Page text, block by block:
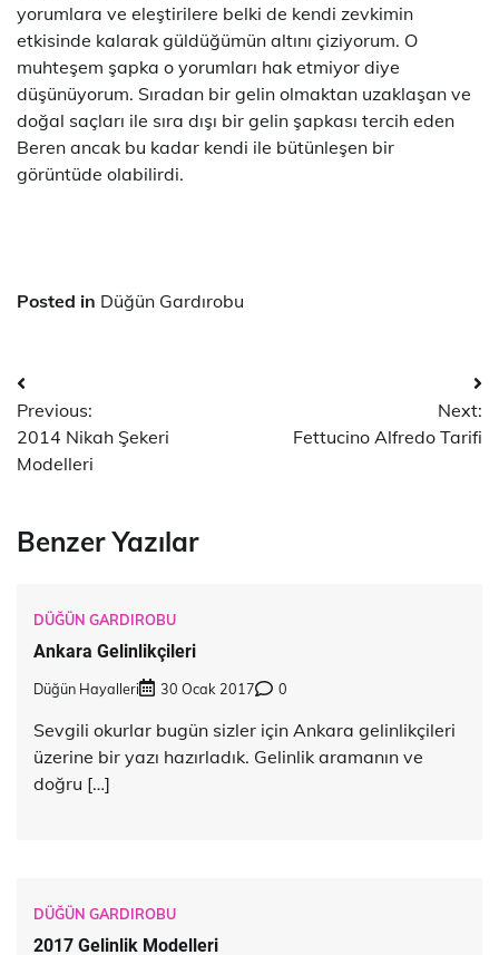
yorumlara ve eleştirilere belki de kendi zevkimin
etkisinde kalarak güldüğümün altını çiziyorum. O
muhteşem şapka o yorumları hak etmiyor diye
düşünüyorum. Sıradan bir gelin olmaktan uzaklaşan ve
doğal saçları ile sıra dışı bir gelin şapkası tercih eden
Beren ancak bu kadar kendi ile bütünleşen bir
görüntüde olabilirdi.
Posted in Düğün Gardırobu
Yazı
dolaşımı
Previous:
2014 Nikah Şekeri
Modelleri
Next:
Fettucino Alfredo Tarifi
Benzer Yazılar
DÜĞÜN GARDIROBU
Ankara Gelinlikçileri
Düğün Hayalleri 30 Ocak 2017 0
Sevgili okurlar bugün sizler için Ankara gelinlikçileri
üzerine bir yazı hazırladık. Gelinlik aramanın ve
doğru […]
DÜĞÜN GARDIROBU
2017 Gelinlik Modelleri